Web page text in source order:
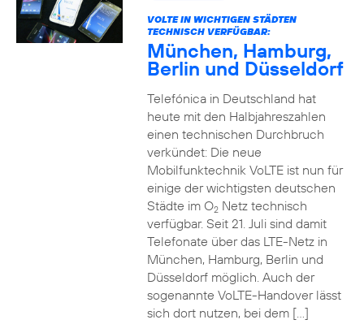
VOLTE IN WICHTIGEN STÄDTEN
TECHNISCH VERFÜGBAR:
München, Hamburg,
Berlin und Düsseldorf
Telefónica in Deutschland hat
heute mit den Halbjahreszahlen
einen technischen Durchbruch
verkündet: Die neue
Mobilfunktechnik VoLTE ist nun für
einige der wichtigsten deutschen
Städte im O2Netz technisch
verfügbar. Seit 21. Juli sind damit
Telefonate über das LTE-Netz in
München, Hamburg, Berlin und
Düsseldorf möglich. Auch der
sogenannte VoLTE-Handover lässt
sich dort nutzen, bei dem […]